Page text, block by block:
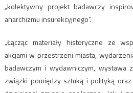
„kolektywny projekt badawczy
anarchizmu insurekcyjnego”.
„Łącząc materiały historyczne ze
akcjami w przestrzeni miasta,
badawczym i wydawniczym, wystawa
związki pomiędzy sztuką i polityką